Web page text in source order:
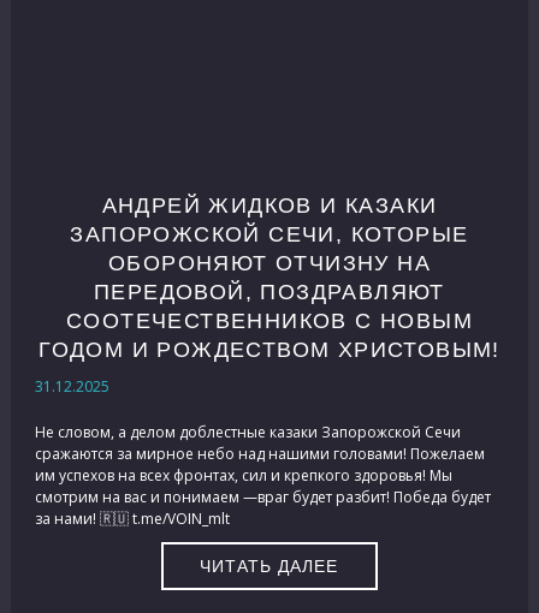
АНДРЕЙ ЖИДКОВ И КАЗАКИ
ЗАПОРОЖСКОЙ СЕЧИ, КОТОРЫЕ
ОБОРОНЯЮТ ОТЧИЗНУ НА
ПЕРЕДОВОЙ, ПОЗДРАВЛЯЮТ
СООТЕЧЕСТВЕННИКОВ С НОВЫМ
ГОДОМ И РОЖДЕСТВОМ ХРИСТОВЫМ!
31.12.2025
Не словом, а делом доблестные казаки Запорожской Сечи
сражаются за мирное небо над нашими головами! Пожелаем
им успехов на всех фронтах, сил и крепкого здоровья! Мы
смотрим на вас и понимаем —враг будет разбит! Победа будет
за нами! 🇷🇺 t.me/VOIN_mlt
ЧИТАТЬ ДАЛЕЕ